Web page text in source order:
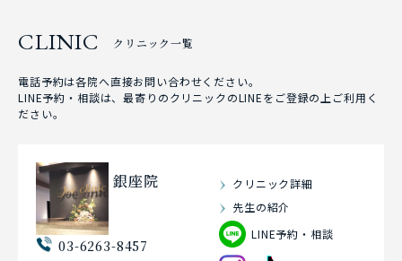
CLINIC クリニック一覧
電話予約は各院へ直接お問い合わせください。
LINE予約・相談は、最寄りのクリニックのLINEをご登録の上ご利用く
ださい。
銀座院
03-6263-8457
クリニック詳細
先生の紹介
LINE予約・相談